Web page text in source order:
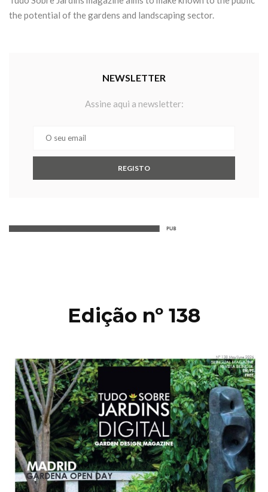
the potential of the gardens and landscaping sector.
NEWSLETTER
Assine aqui a newsletter:
Edição nº 138